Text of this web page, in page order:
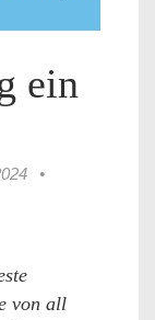
ein
•
von all